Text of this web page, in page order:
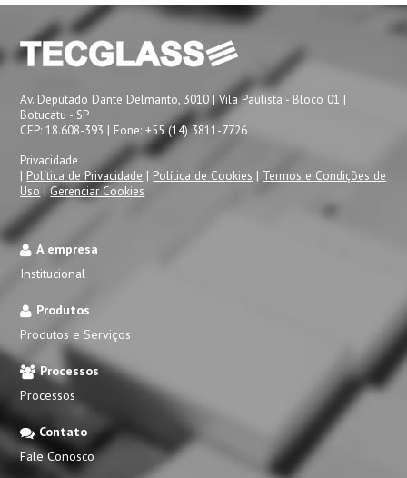
Av. Deputado Dante Delmanto, 3010 | Vila Paulista - Bloco 01 |
Botucatu - SP
CEP: 18.608-393 | Fone: +55 (14) 3811-7726
Privacidade
| Política de Privacidade | Política de Cookies | Termos e Condições de
Uso |Gerenciar Cookies
A empresa
Institucional
Produtos
Produtos e Serviços
Processos
Processos
Contato
Fale Conosco